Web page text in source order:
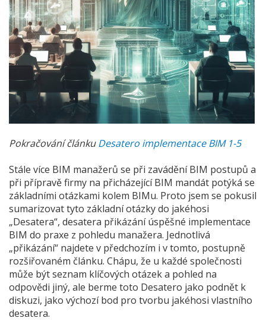
Pokračování článkuDesatero implementace BIM 1-5
Stále více BIM manažerů se při zavádění BIM postupů a
při přípravě firmy na přicházející BIM mandát potýká se
základními otázkami kolem BIMu. Proto jsem se pokusil
sumarizovat tyto základní otázky do jakéhosi
„Desatera“, desatera přikázání úspěšné implementace
BIM do praxe z pohledu manažera. Jednotlivá
„přikázání“ najdete v předchozím i v tomto, postupně
rozšiřovaném článku. Chápu, že u každé společnosti
může být seznam klíčových otázek a pohled na
odpovědi jiný, ale berme toto Desatero jako podnět k
diskuzi, jako výchozí bod pro tvorbu jakéhosi vlastního
desatera.